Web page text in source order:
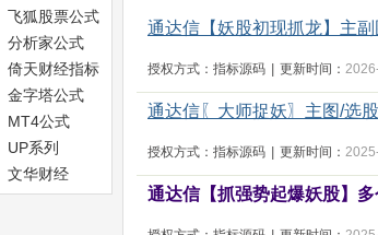
飞狐股票公式
分析家公式
倚天财经指标
金字塔公式
MT4公式
UP系列
文华财经
通达信【妖股初现抓龙】主
授权方式：指标源码 更新时间：
通达信〖大师捉妖〗主图/选
授权方式：指标源码 更新时间：
通达信【抓强势起爆妖股】